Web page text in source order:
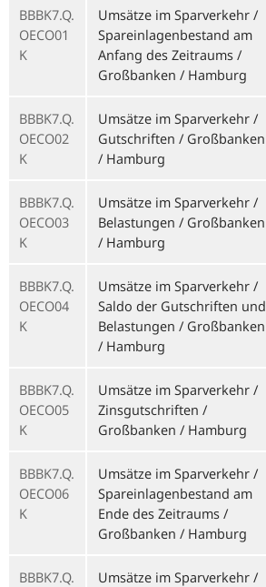
BBBK7.Q.
OECO01
K
Umsätze im Sparverkehr /
Spareinlagenbestand am
Anfang des Zeitraums /
Großbanken / Hamburg
BBBK7.Q.
OECO02
K
Umsätze im Sparverkehr /
Gutschriften / Großbanken
/ Hamburg
BBBK7.Q.
OECO03
K
Umsätze im Sparverkehr /
Belastungen / Großbanken
/ Hamburg
BBBK7.Q.
OECO04
K
Umsätze im Sparverkehr /
Saldo der Gutschriften und
Belastungen / Großbanken
/ Hamburg
BBBK7.Q.
OECO05
K
Umsätze im Sparverkehr /
Zinsgutschriften /
Großbanken / Hamburg
BBBK7.Q.
OECO06
K
Umsätze im Sparverkehr /
Spareinlagenbestand am
Ende des Zeitraums /
Großbanken / Hamburg
BBBK7.Q.
Umsätze im Sparverkehr /